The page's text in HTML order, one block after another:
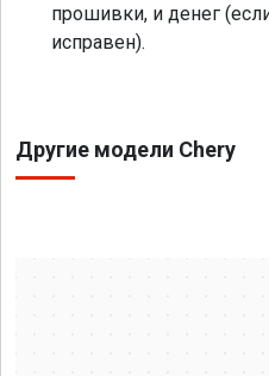
прошивки, и денег
исправен).
Другие модели Chery